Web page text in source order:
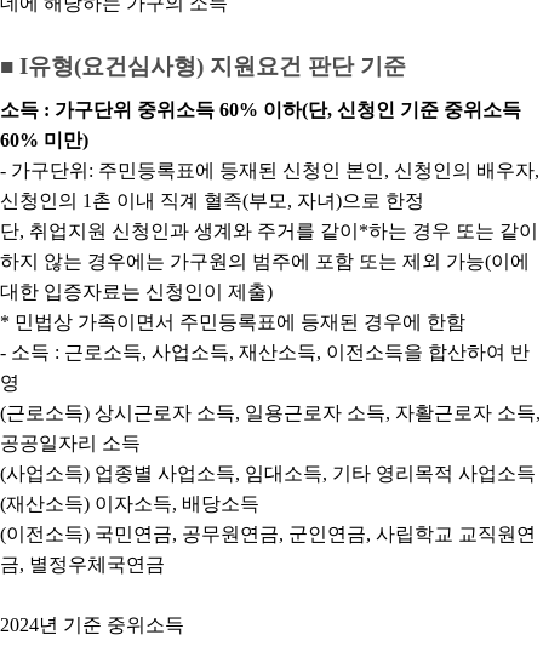
■ I유형(요건심사형) 지원요건 판단 기준
소득 : 가구단위 중위소득 60% 이하(단, 신청인 기준 중위소득
60% 미만)
- 가구단위: 주민등록표에 등재된 신청인 본인, 신청인의 배우자,
신청인의 1촌 이내 직계 혈족(부모, 자녀)으로 한정
단, 취업지원 신청인과 생계와 주거를 같이*하는 경우 또는 같이
하지 않는 경우에는 가구원의 범주에 포함 또는 제외 가능(이에
대한 입증자료는 신청인이 제출)
* 민법상 가족이면서 주민등록표에 등재된 경우에 한함
- 소득 : 근로소득, 사업소득, 재산소득, 이전소득을 합산하여 반
영
(근로소득) 상시근로자 소득, 일용근로자 소득, 자활근로자 소득,
공공일자리 소득
(사업소득) 업종별 사업소득, 임대소득, 기타 영리목적 사업소득
(재산소득) 이자소득, 배당소득
(이전소득) 국민연금, 공무원연금, 군인연금, 사립학교 교직원연
금, 별정우체국연금
2024년 기준 중위소득